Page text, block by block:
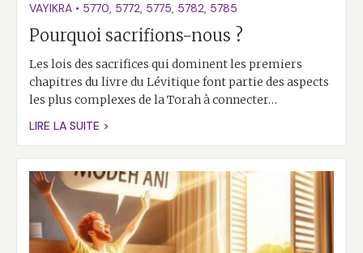
VAYIKRA • 5770, 5772, 5775, 5782, 5785
Pourquoi sacrifions-nous ?
Les lois des sacrifices qui dominent les premiers
chapitres du livre du Lévitique font partie des aspects
les plus complexes de la Torah à connecter…
LIRE LA SUITE >